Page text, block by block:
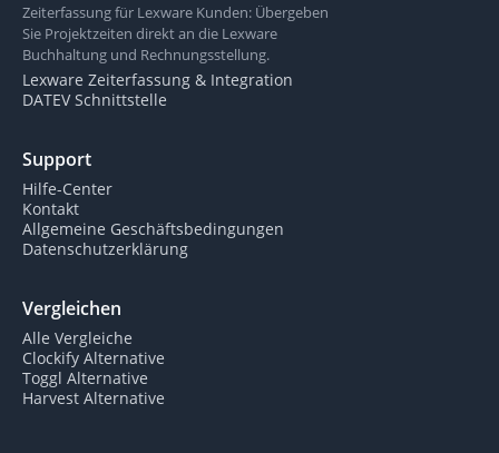
Zeiterfassung für Lexware Kunden: Übergeben
Sie Projektzeiten direkt an die Lexware
Buchhaltung und Rechnungsstellung.
Lexware Zeiterfassung & Integration
DATEV Schnittstelle
Support
Hilfe-Center
Kontakt
Allgemeine Geschäftsbedingungen
Datenschutzerklärung
Vergleichen
Alle Vergleiche
Clockify Alternative
Toggl Alternative
Harvest Alternative